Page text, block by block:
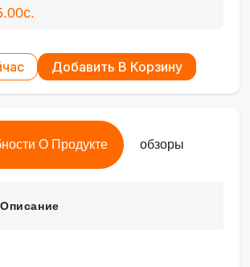
Добавить В Корзину
О Продукте обзоры